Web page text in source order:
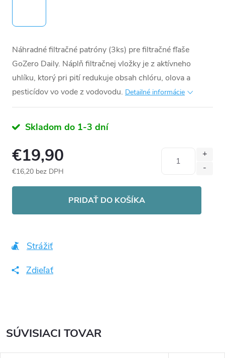
Náhradné filtračné patróny (3ks) pre filtračné fľaše
GoZero Daily. Náplň filtračnej vložky je z aktívneho
uhlíku, ktorý pri pití redukuje obsah chlóru, olova a
pesticídov vo vode z vodovodu. Detailné informácie
Skladom do 1-3 dní
€19,90
€16,20 bez DPH
PRIDAŤ DO KOŠÍKA
Strážiť
Zdieľať
SÚVISIACI TOVAR